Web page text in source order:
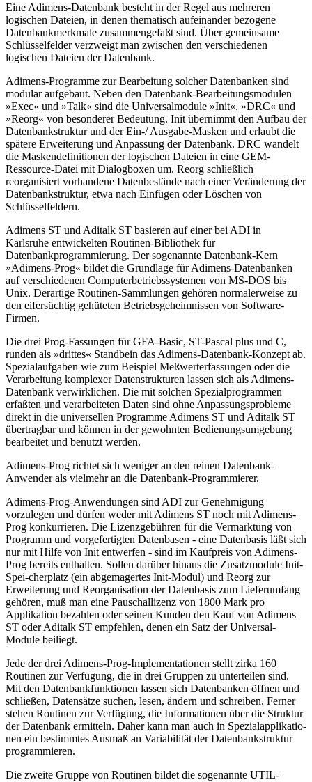
Eine Adimens-Datenbank besteht in der Regel aus mehreren
logischen Dateien, in denen thematisch aufeinander bezogene
Datenbankmerkmale zusammengefaßt sind. Über gemeinsame
Schlüsselfelder verzweigt man zwischen den verschiedenen
logischen Dateien der Datenbank.
Adimens-Programme zur Bearbeitung solcher Datenbanken sind
modular aufgebaut. Neben den Datenbank-Bearbeitungsmodulen
»Exec« und »Talk« sind die Universalmodule »Init«, »DRC« und
»Reorg« von besonderer Bedeutung. Init übernimmt den Aufbau der
Datenbankstruktur und der Ein-/ Ausgabe-Masken und erlaubt die
spätere Erweiterung und Anpassung der Datenbank. DRC wandelt
die Maskendefinitionen der logischen Dateien in eine GEM-
Ressource-Datei mit Dialogboxen um. Reorg schließlich
reorganisiert vorhandene Datenbestände nach einer Veränderung der
Datenbankstruktur, etwa nach Einfügen oder Löschen von
Schlüsselfeldern.
Adimens ST und Aditalk ST basieren auf einer bei ADI in
Karlsruhe entwickelten Routinen-Bibliothek für
Datenbankprogrammierung. Der sogenannte Datenbank-Kern
»Adimens-Prog« bildet die Grundlage für Adimens-Datenbanken
auf verschiedenen Computerbetriebssystemen von MS-DOS bis
Unix. Derartige Routinen-Sammlungen gehören normalerweise zu
den eifersüchtig gehüteten Betriebsgeheimnissen von Software-
Firmen.
Die drei Prog-Fassungen für GFA-Basic, ST-Pascal plus und C,
runden als »drittes« Standbein das Adimens-Datenbank-Konzept ab.
Spezialaufgaben wie zum Beispiel Meßwerterfassungen oder die
Verarbeitung komplexer Datenstrukturen lassen sich als Adimens-
Datenbank verwirklichen. Die mit solchen Spezialprogrammen
erfaßten und verarbeiteten Daten sind ohne Anpassungsprobleme
direkt in die universellen Programme Adimens ST und Aditalk ST
übertragbar und können in der gewohnten Bedienungsumgebung
bearbeitet und benutzt werden.
Adimens-Prog richtet sich weniger an den reinen Datenbank-
Anwender als vielmehr an die Datenbank-Programmierer.
Adimens-Prog-Anwendungen sind ADI zur Genehmigung
vorzulegen und dürfen weder mit Adimens ST noch mit Adimens-
Prog konkurrieren. Die Lizenzgebühren für die Vermarktung von
Programm und vorgefertigten Datenbasen - eine Datenbasis läßt sich
nur mit Hilfe von Init entwerfen - sind im Kaufpreis von Adimens-
Prog bereits enthalten. Sollen darüber hinaus die Zusatzmodule Init-
Spei-cherplatz (ein abgemagertes Init-Modul) und Reorg zur
Erweiterung und Reorganisation der Datenbasis zum Lieferumfang
gehören, muß man eine Pauschallizenz von 1800 Mark pro
Applikation bezahlen oder seinen Kunden den Kauf von Adimens
ST oder Aditalk ST empfehlen, denen ein Satz der Universal-
Module beiliegt.
Jede der drei Adimens-Prog-Implementationen stellt zirka 160
Routinen zur Verfügung, die in drei Gruppen zu unterteilen sind.
Mit den Datenbankfunktionen lassen sich Datenbanken öffnen und
schließen, Datensätze suchen, lesen, ändern und schreiben. Ferner
stehen Routinen zur Verfügung, die Informationen über die Struktur
der Datenbank ermitteln. Daher kann man auch in Spezialapplikatio-
nen ein bestimmtes Ausmaß an Variabilität der Datenbankstruktur
programmieren.
Die zweite Gruppe von Routinen bildet die sogenannte UTIL-